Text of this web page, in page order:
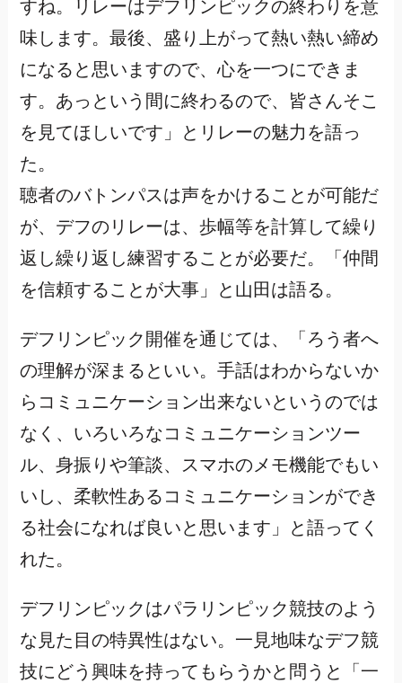
すね。リレーはデフリンピックの終わりを意
味します。最後、盛り上がって熱い熱い締め
になると思いますので、心を一つにできま
す。あっという間に終わるので、皆さんそこ
を見てほしいです」とリレーの魅力を語っ
た。
聴者のバトンパスは声をかけることが可能だ
が、デフのリレーは、歩幅等を計算して繰り
返し繰り返し練習することが必要だ。「仲間
を信頼することが大事」と山田は語る。
デフリンピック開催を通じては、「ろう者へ
の理解が深まるといい。手話はわからないか
らコミュニケーション出来ないというのでは
なく、いろいろなコミュニケーションツー
ル、身振りや筆談、スマホのメモ機能でもい
いし、柔軟性あるコミュニケーションができ
る社会になれば良いと思います」と語ってく
れた。
デフリンピックはパラリンピック競技のよう
な見た目の特異性はない。一見地味なデフ競
技にどう興味を持ってもらうかと問うと「一